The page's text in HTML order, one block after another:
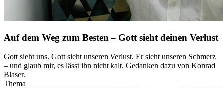
Auf dem Weg zum Besten – Gott sieht deinen Verlust
Gott sieht uns. Gott sieht unseren Verlust. Er sieht unseren Schmerz
– und glaub mir, es lässt ihn nicht kalt. Gedanken dazu von Konrad
Blaser.
Thema